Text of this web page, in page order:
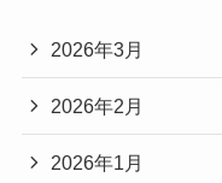
2026年3月
2026年2月
2026年1月